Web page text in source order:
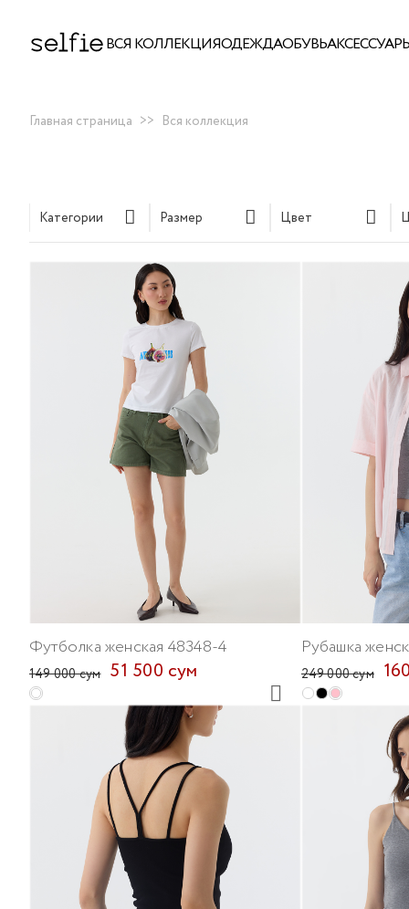
ВСЯ КОЛЛЕКЦИЯОДЕЖДАОБУВЬ
Главная страница >> Вся коллекция
Категории Размер Цвет
Футболка женская 48348-4
149 000 сум 51 500 сум
Рубашка
249 000 сум